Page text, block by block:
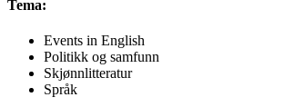
Tema:
Events in English
Politikk og samfunn
Skjønnlitteratur
Språk